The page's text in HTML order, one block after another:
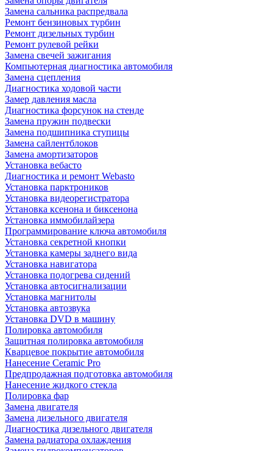
Замена сальника распредвала
Ремонт бензиновых турбин
Ремонт дизельных турбин
Ремонт рулевой рейки
Замена свечей зажигания
Компьютерная диагностика автомобиля
Замена сцепления
Диагностика ходовой части
Замер давления масла
Диагностика форсунок на стенде
Замена пружин подвески
Замена подшипника ступицы
Замена сайлентблоков
Замена амортизаторов
Установка вебасто
Диагностика и ремонт Webasto
Установка парктроников
Установка видеорегистратора
Установка ксенона и биксенона
Установка иммобилайзера
Программирование ключа автомобиля
Установка секретной кнопки
Установка камеры заднего вида
Установка навигатора
Установка подогрева сидений
Установка автосигнализации
Установка магнитолы
Установка автозвука
Установка DVD в машину
Полировка автомобиля
Защитная полировка автомобиля
Кварцевое покрытие автомобиля
Нанесение Ceramic Pro
Предпродажная подготовка автомобиля
Нанесение жидкого стекла
Полировка фар
Замена двигателя
Замена дизельного двигателя
Диагностика дизельного двигателя
Замена радиатора охлаждения